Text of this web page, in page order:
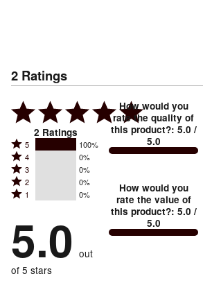
2 Ratings
2 Ratings
Rated
5
stars
by
of
reviewers
5 100%
Rated
4
stars
by
of
reviewers
4 0%
Rated
3
stars
0%
of
reviewers
3 0%
Rated
2
by
0%
of
reviewers
2 0%
Rated
stars
by
0%
of
1 0%
5.0 out
of 5 stars
How would you
rate the quality of
this product?: 5.0 /
5.0
How would you
rate the value of
this product?: 5.0 /
5.0